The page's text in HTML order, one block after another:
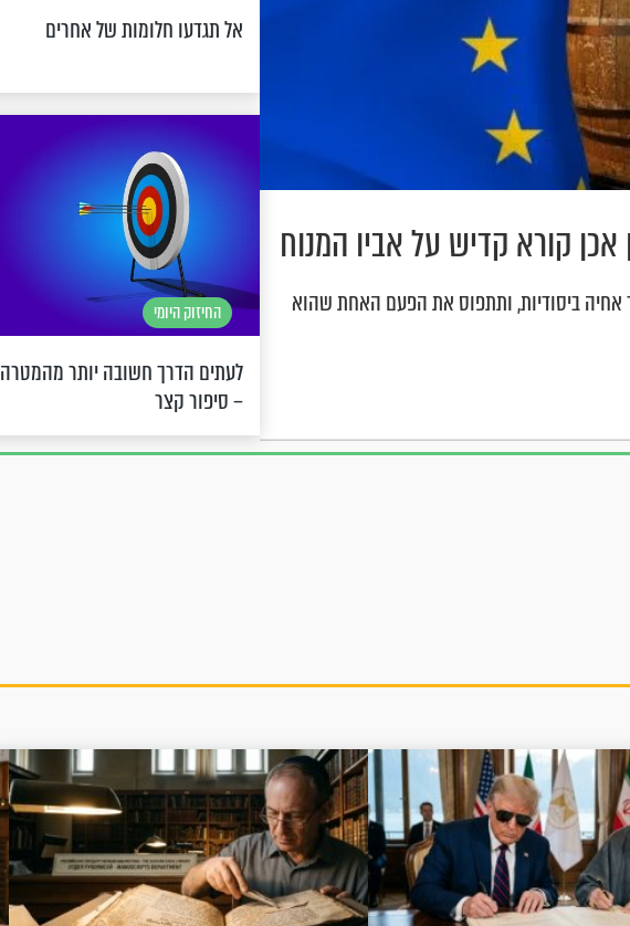
קורא קדיש על אביו המנוח
ביסודיות, ותתפוס את הפעם האחת שהוא
אל תגדעו חלומות של אחרים
החיזוק היומי
לעתים הדרך חשובה יותר מהמטרה
– סיפור קצר